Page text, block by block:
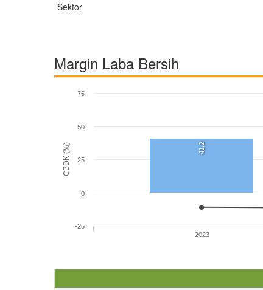
Sektor
Margin Laba Bersih
CBDK (%) 41,2
2023
-25
0
25
50
75